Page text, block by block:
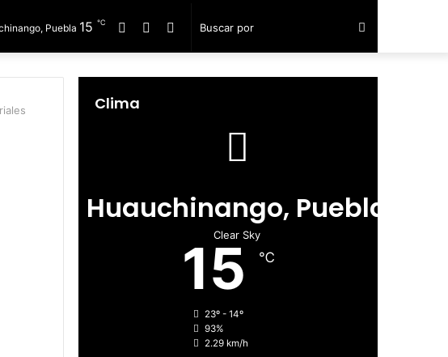
Buscar
por
Telegram
Twitter
Facebook
Puebla 15 ℃
Clima
Huauchinango, Puebla
Clear Sky
15 ℃
23º - 14º
93%
2.29 km/h